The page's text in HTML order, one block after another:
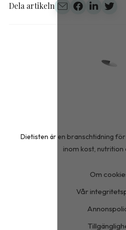
Dela artikeln
Dietisten är en branschtidning
inom kost, nutrition
Om
Vår